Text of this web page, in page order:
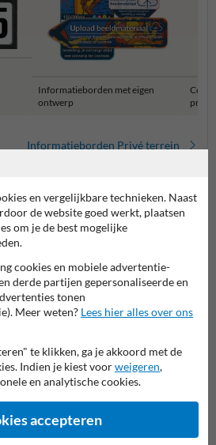
Informatieborden met eigen
ontwerp
Informatieborden Privé terrein
en vergelijkbare technieken. Naast
de website goed werkt, plaatsen
om je de best mogelijke
cookies en mobiele advertentie-
derde partijen gepersonaliseerde en
tonen
Meer weten? Lees hier alles over ons
te klikken, ga je akkoord met de
Indien je kiest voorweigeren,
en analytische cookies.
accepteren